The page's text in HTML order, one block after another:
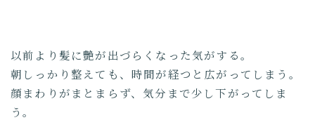
以前より髪に艶が出づらくなった気がする。
朝しっかり整えても、時間が経つと広がってしまう。
顔まわりがまとまらず、気分まで少し下がってしま
う。